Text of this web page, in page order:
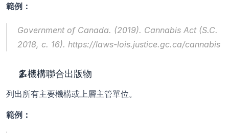
範例：
Government of Canada. (2019). Cannabis Act (S.C.
2018, c. 16). https://laws-lois.justice.gc.ca/cannabis
多機構聯合出版物
列出所有主要機構或上層主管單位。
範例：